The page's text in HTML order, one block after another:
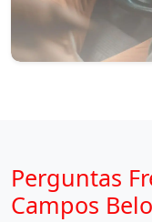
Perguntas
Campos